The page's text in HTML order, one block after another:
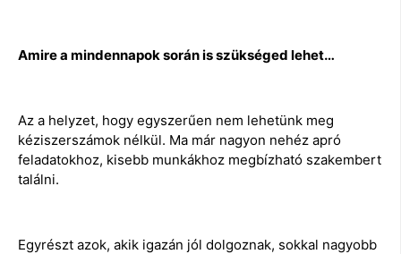
Amire a mindennapok során is szükséged lehet…
Az a helyzet, hogy egyszerűen nem lehetünk meg
kéziszerszámok nélkül. Ma már nagyon nehéz apró
feladatokhoz, kisebb munkákhoz megbízható szakembert
találni.
Egyrészt azok, akik igazán jól dolgoznak, sokkal nagyobb